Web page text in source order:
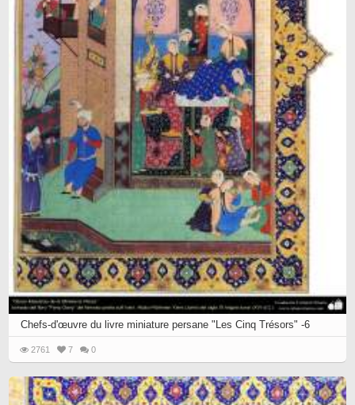
Chefs-d'œuvre du livre miniature persane "Les Cinq Trésors" -6
2761 7 0